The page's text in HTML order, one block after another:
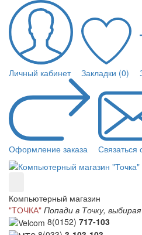
Личный кабинет Закладки (0)
Оформление заказа Связаться
Компьютерный магазин
"TОЧКА" Попади в Точку,
8(0152) 717-103